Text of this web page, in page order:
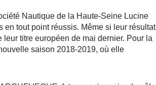
Nautique de la Haute-Seine Lucine
tout point réussis. Même si leur résultat
titre européen de mai dernier. Pour la
saison 2018-2019, où elle